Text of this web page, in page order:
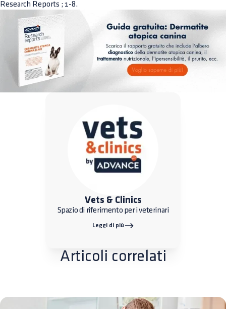
Research Reports ; 1-8.
Vets & Clinics
Spazio di riferimento per i veterinari
Leggi di più
Articoli correlati